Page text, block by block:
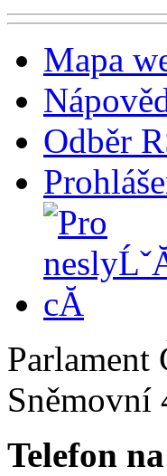
Mapa
Odběr
Parlament
Sněmovní
Telefon